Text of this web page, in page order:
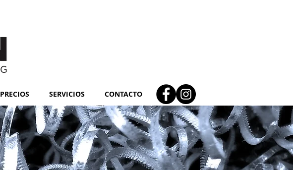
PRECIOS SERVICIOS CONTACTO